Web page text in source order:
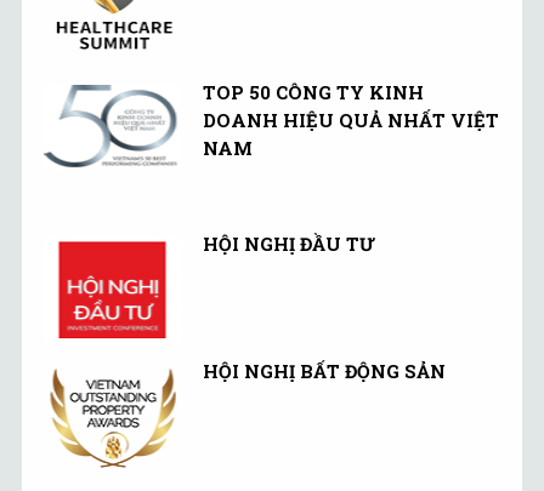
TOP 50 CÔNG TY KINH
DOANH HIỆU QUẢ NHẤT VIỆT
NAM
HỘI NGHỊ ĐẦU TƯ
HỘI NGHỊ BẤT ĐỘNG SẢN